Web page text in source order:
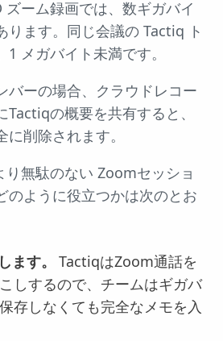
ーム録画では、数ギガバイ
ります。同じ会議の Tactiq ト
メガバイト未満です。
バーの場合、クラウドレコー
の概要を共有すると、
削除されます。
無駄のない Zoomセッショ
のように役立つかは次のとお
ます。 TactiqはZoom通話を
しするので、チームはギガバ
存しなくても完全なメモを入